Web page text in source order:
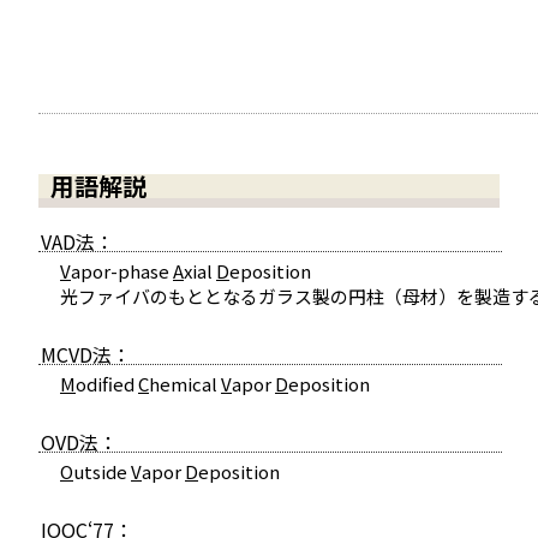
用語解説
VAD法：
Vapor-phaseAxial Deposition
光ファイバのもととなるガラス製の円柱（母材）を製造す
MCVD法：
ModifiedChemicalVaporDeposition
OVD法：
OutsideVaporDeposition
IOOC‘77：